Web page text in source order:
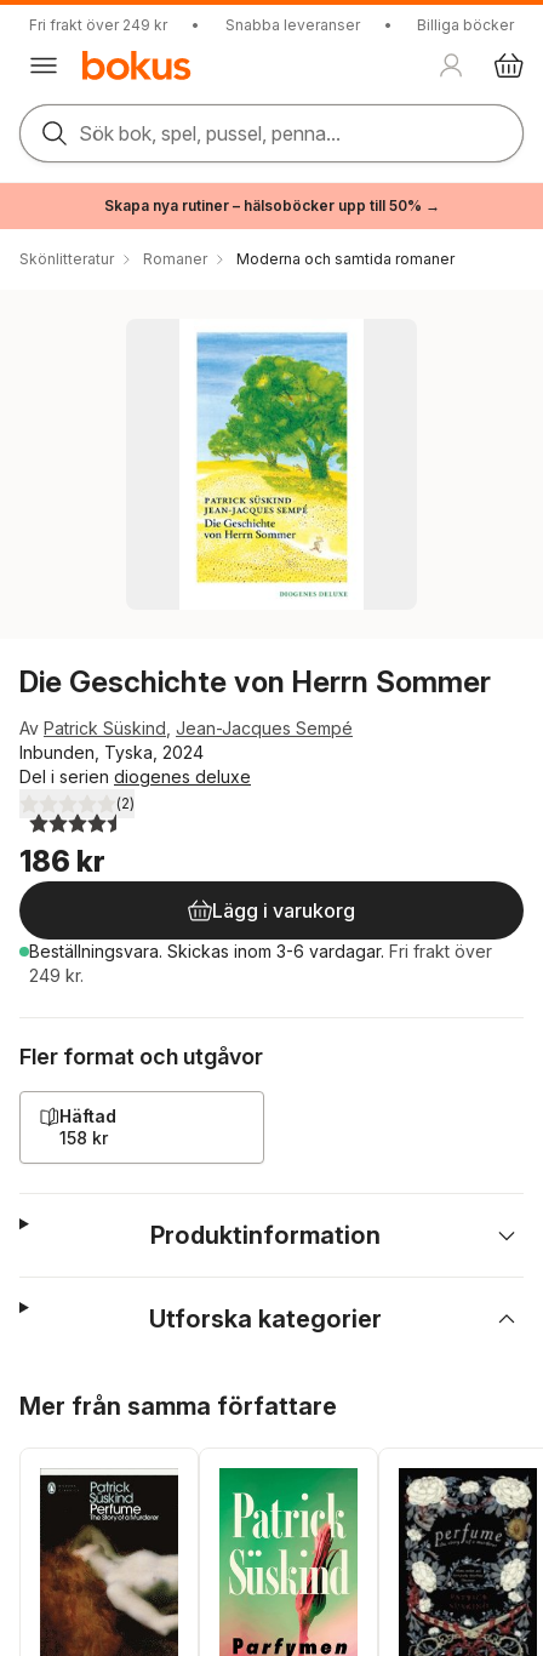
Fri frakt över 249 kr • Snabba leveranser • Billiga böcker
Sök bok, spel, pussel, penna...
Skapa nya rutiner – hälsoböcker upp till 50% →
Skönlitteratur Romaner Moderna och samtida romaner
Die Geschichte von Herrn Sommer
Av Patrick Süskind Jean-Jacques Sempé
Inbunden, Tyska, 2024
Del i serien diogenes deluxe
4,5utav 5 stjärnor. Totalt antal röster:
(2)
186 kr
Lägg i varukorg
Beställningsvara. Skickas inom 3-6 vardagar. Fri frakt över
249 kr.
Fler format och utgåvor
Häftad
158 kr
Produktinformation
Utforska kategorier
Mer från samma författare